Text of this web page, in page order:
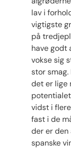
lav i
vigtigste
på
have godt
vokse sig
stor
det er lige
vidst i
fast i de
der er
spanske